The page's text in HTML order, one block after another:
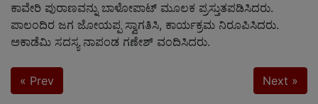
ಕಾವೇರಿ ಪುರಾಣವನ್ನು ಬಾಳೋಪಾಟ್ ಮೂಲಕ ಪ್ರಸ್ತುತಪಡಿಸಿದರು.
ಪಾಲಂದಿರ ಜಗ ಜೋಯಪ್ಪ ಸ್ವಾಗತಿಸಿ, ಕಾರ್ಯಕ್ರಮ ನಿರೂಪಿಸಿದರು.
ಅಕಾಡೆಮಿ ಸದಸ್ಯ ನಾಪಂಡ ಗಣೇಶ್ ವಂದಿಸಿದರು.
« Prev Next »